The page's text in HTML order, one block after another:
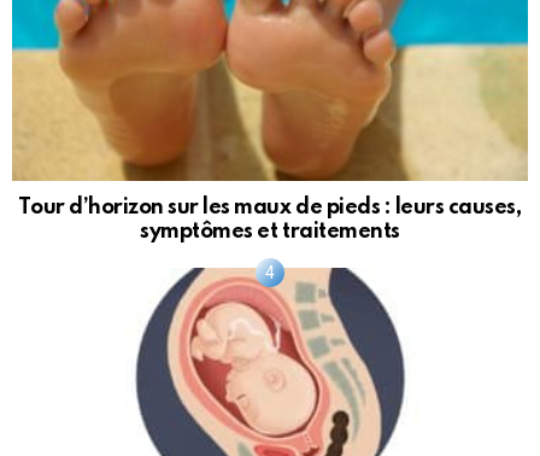
Tour d’horizon sur les maux de pieds : leurs causes,
symptômes et traitements